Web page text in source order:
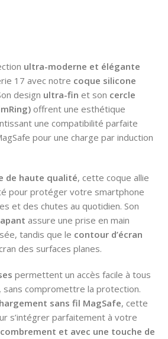
ultra-moderne et élégante
17 avec notre coque silicone
design ultra-fin et son cercle
offrent une esthétique
une compatibilité parfaite
pour une charge par induction
de haute qualité, cette coque allie
pour protéger votre smartphone
et des chutes au quotidien. Son
assure une prise en main
tandis que le contour d’écran
des surfaces planes.
permettent un accès facile à tous
compromettre la protection.
sans fil MagSafe, cette
s’intégrer parfaitement à votre
et avec une touche de